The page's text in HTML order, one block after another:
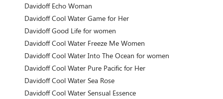
Davidoff Echo Woman
Davidoff Cool Water Game for Her
Davidoff Good Life for women
Davidoff Cool Water Freeze Me Women
Davidoff Cool Water Into The Ocean for women
Davidoff Cool Water Pure Pacific for Her
Davidoff Cool Water Sea Rose
Davidoff Cool Water Sensual Essence